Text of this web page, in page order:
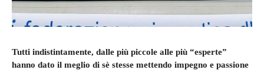
Tutti indistintamente, dalle più piccole alle più “esperte”
hanno dato il meglio di sè stesse mettendo impegno e passione